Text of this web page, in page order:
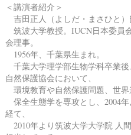
＜講演者紹介＞
吉田正人（よしだ・まさひと）
筑波大学教授。IUCN日本委員
会理事。
1956年、千葉県生まれ。
千葉大学理学部生物学科卒業
自然保護協会において、
環境教育や自然保護問題、世界
保全生態学を専攻とし、2004
経て、
2010年より筑波大学大学院 人